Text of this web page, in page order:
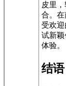
皮里
合。
受欢
试新
体验。
结语